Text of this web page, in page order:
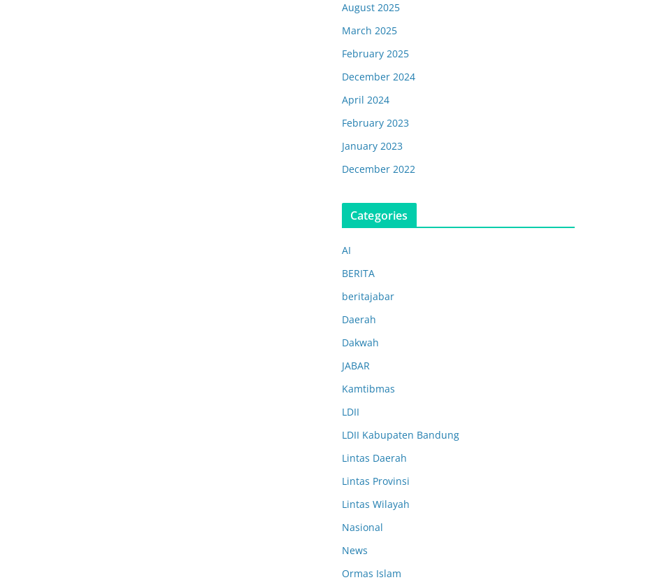
August 2025
March 2025
February 2025
December 2024
April 2024
February 2023
January 2023
December 2022
Categories
AI
BERITA
beritajabar
Daerah
Dakwah
JABAR
Kamtibmas
LDII
LDII Kabupaten Bandung
Lintas Daerah
Lintas Provinsi
Lintas Wilayah
Nasional
News
Ormas Islam